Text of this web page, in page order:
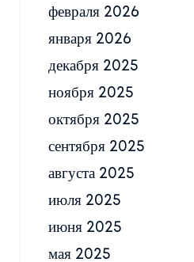
февраля 2026
января 2026
декабря 2025
ноября 2025
октября 2025
сентября 2025
августа 2025
июля 2025
июня 2025
мая 2025